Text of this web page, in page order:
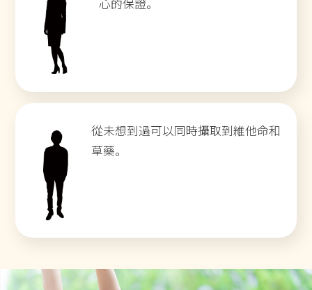
心的保證。
從未想到過可以同時攝取到維他命和
草藥。